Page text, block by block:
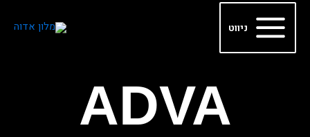
דילוג Main
Menu
ניווט
ADVA